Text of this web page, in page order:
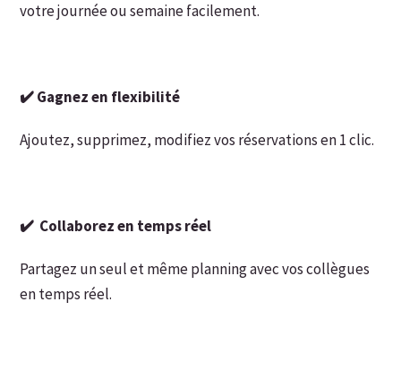
votre journée ou semaine facilement.
✔️ Gagnez en flexibilité
Ajoutez, supprimez, modifiez vos réservations en 1 clic.
✔️ Collaborez en temps réel
Partagez un seul et même planning avec vos collègues
en temps réel.